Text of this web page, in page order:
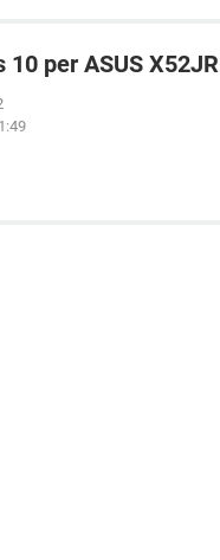
per ASUS X52JR